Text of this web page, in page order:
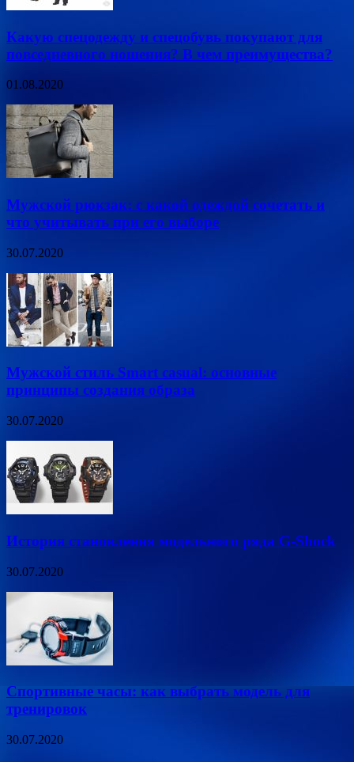
Какую спецодежду и спецобувь покупают для
повседневного ношения? В чем преимущества?
01.08.2020
Мужской рюкзак: с какой одеждой сочетать и
что учитывать при его выборе
30.07.2020
Мужской стиль Smart casual: основные
принципы создания образа
30.07.2020
История становления модельного ряда G-Shock
30.07.2020
Спортивные часы: как выбрать модель для
тренировок
30.07.2020